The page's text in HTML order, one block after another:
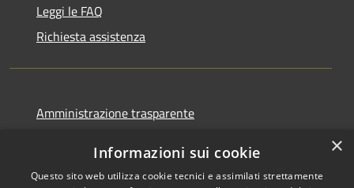
Leggi le FAQ
Richiesta assistenza
Amministrazione trasparente
×
Informazioni sui cookie
Questo sito web utilizza cookie tecnici e assimilati strettamente